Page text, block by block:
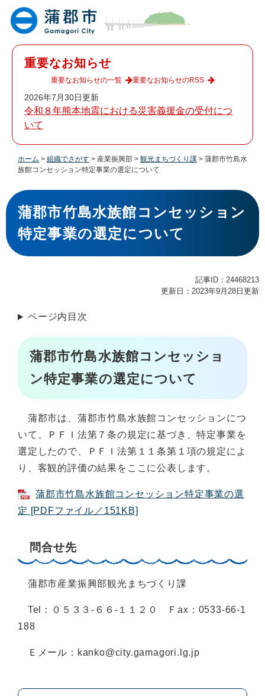
重要なお知らせ
2026年7月30日更新
令和８年熊本地震における災害義援金の受付につ
いて
重要なお知らせの一覧 重要なお知らせのRSS
ホーム > 組織でさがす > 産業振興部 > 観光まちづくり課 > 蒲郡市竹島水
族館コンセッション特定事業の選定について
本
文
蒲郡市竹島水族館コンセッション
特定事業の選定について
記事ID：24468213
更新日：2023年9月28日更新
ページ内目次
蒲郡市竹島水族館コンセッショ
ン特定事業の選定について
蒲郡市は、蒲郡市竹島水族館コンセッションにつ
いて、ＰＦＩ法第７条の規定に基づき、特定事業を
選定したので、ＰＦＩ法第１１条第１項の規定によ
り、客観的評価の結果をここに公表します。
蒲郡市竹島水族館コンセッション特定事業の選
定 [PDFファイル／151KB]
問合せ先
蒲郡市産業振興部観光まちづくり課
Tel：０５３３-６６-１１２０ Ｆax：0533-66-1
188
Ｅメール： kanko@city.gamagori.lg.jp